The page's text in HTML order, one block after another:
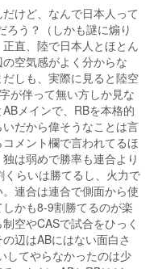
けど、なんで日本人って
ろう？（しかも謎に煽り
直、陸で日本人とほとん
空気感がよく分からな
しも、実際に見ると陸空
が伴って無い方しか見な
メインで、RBを本格的
だから偉そうなことは言
メント欄で言われてるほ
は弱めで勝率も連合より
らいは勝てるし、火力で
連合は連合で側面から使
かも8-9割勝てるのが楽
空やCASで試合をひっく
辺はABにはない面白さ
してやらなかったのは少